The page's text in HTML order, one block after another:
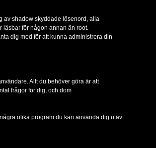
av shadow skyddade lösenord, alla
läsbar för någon annan än root.
dig med för att kunna administrera din
Allt du behöver göra är att
frågor för dig, och dom
olika program du kan använda dig utav